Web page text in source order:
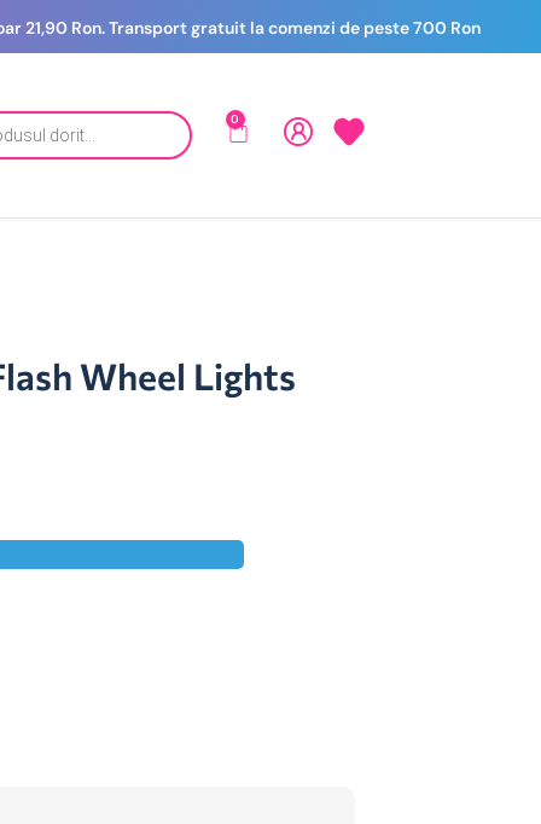
21,90 Ron. Transport gratuit la comenzi de peste 700 Ron
0
Wheel Lights